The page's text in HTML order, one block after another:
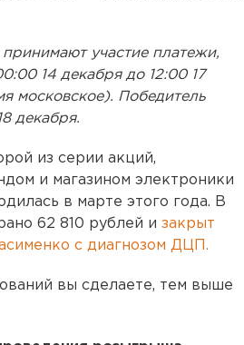
участие платежи,
14 декабря до 12:00 17
московское). Победитель
декабря.
из серии акций,
и магазином электроники
в марте этого года. В
62 810 рублей и закрыт
с диагнозом ДЦП.
вы сделаете, тем выше